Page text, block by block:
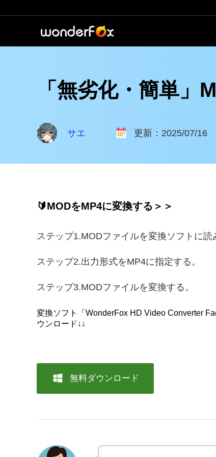
「無劣化・簡単」
サエ 更新：2025/07/16
🔰MODをMP4に変換する＞＞
ステップ1.MODファイルを変換ソフトに読
ステップ2.出力形式をMP4に指定する。
ステップ3.MODファイルを変換する。
変換ソフト「WonderFox HD Video Converter
ウンロード↓↓
無料ダウンロード